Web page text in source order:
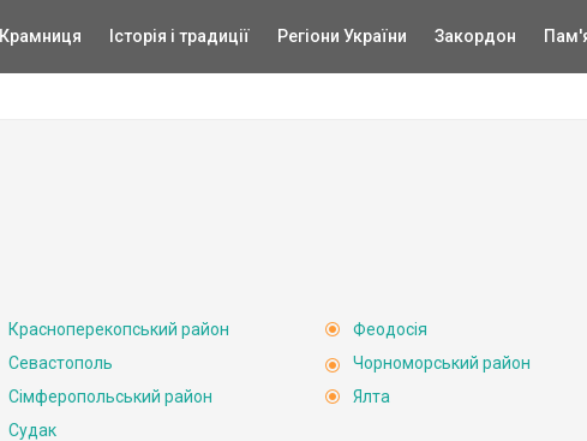
Крамниця Історія і традиції Регіони України Закордон
Красноперекопський район
Севастополь
Сімферопольський район
Судак
Феодосія
Чорноморський район
Ялта